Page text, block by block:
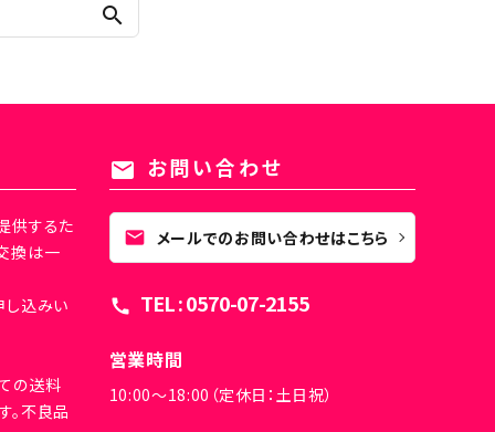
search
供するた
換は一
し込みい
の送料
。不良品
mail お問い合わせ
mail メールでのお問い合わせはこちら
call TEL : 0570-07-2155
営業時間
10:00～18:00（定休日：土日祝）